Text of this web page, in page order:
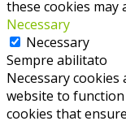
these cookies may
Necessary
Necessary
Sempre abilitato
Necessary
website to
cookies that